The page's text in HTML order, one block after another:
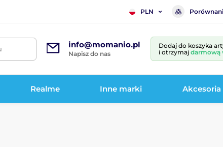
PLN
info@momanio.pl
Napisz do nas
Dodaj do koszyka
i otrzymaj darmową
Realme Inne marki Akcesoria